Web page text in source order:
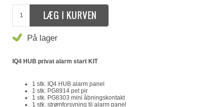
På lager
IQ4 HUB privat alarm start KIT
1 stk. IQ4 HUB alarm panel
1 stk. PG8914 pet pir
1 stk. PG8303 mini åbningskontakt
1 stk. strømforsyning til alarm panel